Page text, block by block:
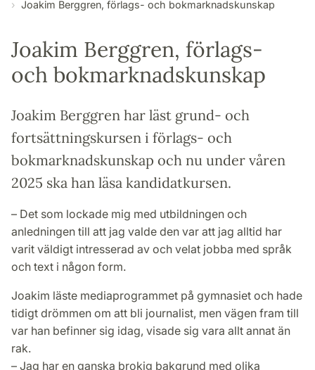
Joakim Berggren, förlags- och bokmarknadskunskap
Joakim Berggren, förlags-
och bokmarknadskunskap
Joakim Berggren har läst grund- och
fortsättningskursen i förlags- och
bokmarknadskunskap och nu under våren
2025 ska han läsa kandidatkursen.
– Det som lockade mig med utbildningen och
anledningen till att jag valde den var att jag alltid har
varit väldigt intresserad av och velat jobba med språk
och text i någon form.
Joakim läste mediaprogrammet på gymnasiet och hade
tidigt drömmen om att bli journalist, men vägen fram till
var han befinner sig idag, visade sig vara allt annat än
rak.
– Jag har en ganska brokig bakgrund med olika